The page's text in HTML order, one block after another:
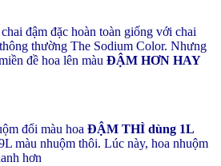
đậm đặc hoàn toàn giống với chai
thường The Sodium Color. Nhưng
đề hoa lên màu ĐẬM HƠN HAY
đổi màu hoa ĐẬM THÌ dùng 1L
màu nhuộm thôi. Lúc này, hoa nhuộm
hơn